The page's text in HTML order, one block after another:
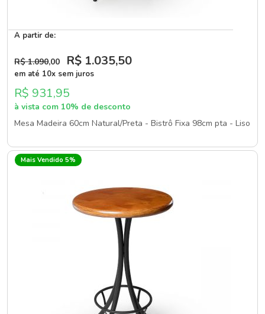
A partir de:
R$ 1.090,00 R$ 1.035,50
em até 10x sem juros
R$ 931,95
à vista com 10% de desconto
Mesa Madeira 60cm Natural/Preta - Bistrô Fixa 98cm pta - Liso
Mais Vendido 5%